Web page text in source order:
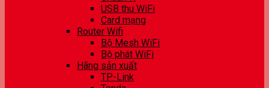
USB thu WiFi
Card mạng
Router Wifi
Bộ Mesh WiFi
Bộ phát WiFi
Hãng sản xuất
TP-Link